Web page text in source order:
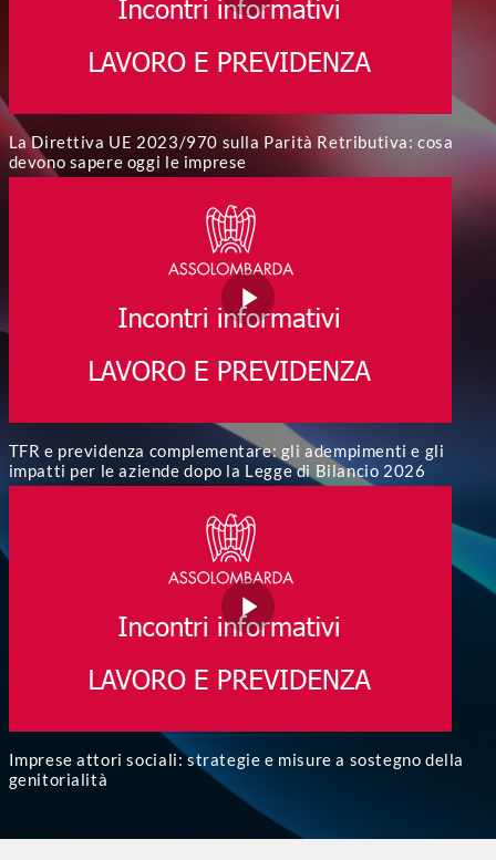
La Direttiva UE 2023/970 sulla Parità Retributiva: cosa
devono sapere oggi le imprese
TFR e previdenza complementare: gli adempimenti e gli
impatti per le aziende dopo la Legge di Bilancio 2026
Imprese attori sociali: strategie e misure a sostegno della
genitorialità